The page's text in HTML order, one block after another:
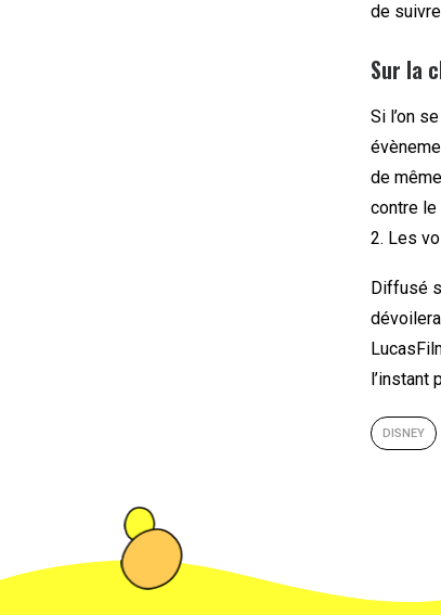
de
Sur la
Si l’on
de
contre le
2. Les
Diffusé
l’instant
DISNEY